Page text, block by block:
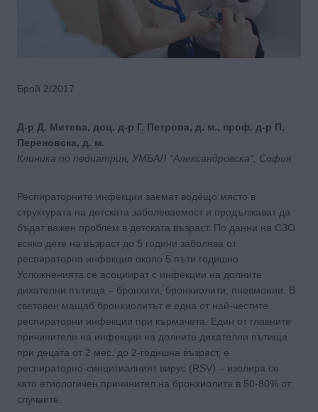
Брой 2/2017
Д-р Д. Митева, доц. д-р Г. Петрова, д. м., проф. д-р П.
Переновска, д. м.
Клиника по педиатрия, УМБАЛ “Александровска“, София
Респираторните инфекции заемат водещо място в
структурата на детската заболеваемост и продължават да
бъдат важен проблем в детската възраст. По данни на СЗО
всяко дете на възраст до 5 години заболява от
респираторна инфекция около 5 пъти годишно.
Усложненията се асоциират с инфекции на долните
дихателни пътища – бронхити, бронхиолити, пневмонии. В
световен мащаб бронхиолитът е една от най-честите
респираторни инфекции при кърмачета. Един от главните
причинители на инфекции на долните дихателни пътища
при децата от 2 мес. до 2-годишна възраст, е
респираторно-синцитиалният вирус (RSV) – изолира се
като етиологичен причинител на бронхиолита в 50-80% от
случаите.